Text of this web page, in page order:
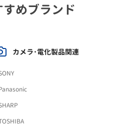
すめブランド
カメラ･電化製品関連